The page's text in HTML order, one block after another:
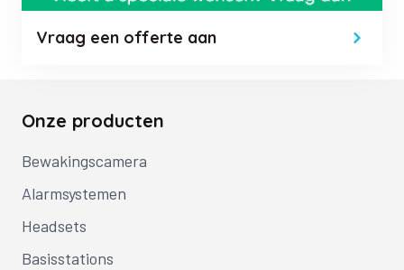
Vraag een offerte aan
Onze producten
Bewakingscamera
Alarmsystemen
Headsets
Basisstations